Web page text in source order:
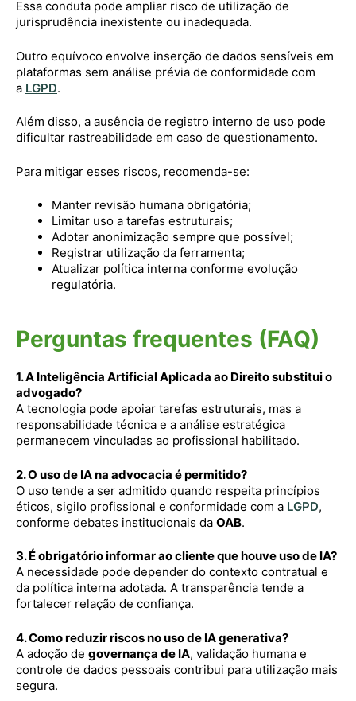
Essa conduta pode ampliar risco de utilização de
jurisprudência inexistente ou inadequada.
Outro equívoco envolve inserção de dados sensíveis em
plataformas sem análise prévia de conformidade com
a LGPD.
Além disso, a ausência de registro interno de uso pode
dificultar rastreabilidade em caso de questionamento.
Para mitigar esses riscos, recomenda-se:
Manter revisão humana obrigatória;
Limitar uso a tarefas estruturais;
Adotar anonimização sempre que possível;
Registrar utilização da ferramenta;
Atualizar política interna conforme evolução
regulatória.
Perguntas frequentes (FAQ)
1. A Inteligência Artificial Aplicada ao Direito substitui o
advogado?
A tecnologia pode apoiar tarefas estruturais, mas a
responsabilidade técnica e a análise estratégica
permanecem vinculadas ao profissional habilitado.
2. O uso de IA na advocacia é permitido?
O uso tende a ser admitido quando respeita princípios
éticos, sigilo profissional e conformidade com a LGPD,
conforme debates institucionais da OAB.
3. É obrigatório informar ao cliente que houve uso de IA?
A necessidade pode depender do contexto contratual e
da política interna adotada. A transparência tende a
fortalecer relação de confiança.
4. Como reduzir riscos no uso de IA generativa?
A adoção de governança de IA, validação humana e
controle de dados pessoais contribui para utilização mais
segura.